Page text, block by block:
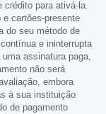
crédito para ativá-la.
e cartões-presente
do seu método de
e ininterrupta
assinatura paga,
não será
embora
à sua instituição
de pagamento